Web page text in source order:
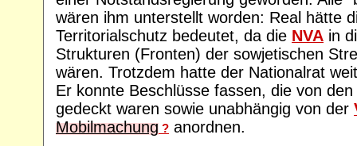
wären ihm unterstellt worden: Real hätte
Territorialschutz bedeutet, da die NVA in
Strukturen (Fronten) der sowjetischen
wären. Trotzdem hatte der Nationalrat
Er konnte Beschlüsse fassen, die von
gedeckt waren sowie unabhängig von der
Mobilmachung ? anordnen.